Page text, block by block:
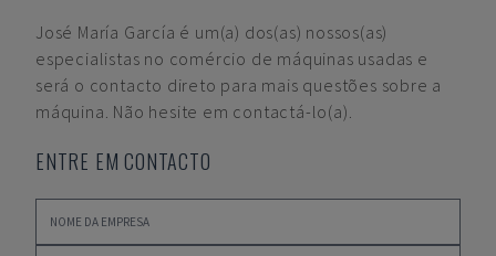
José María García é um(a) dos(as) nossos(as)
especialistas no comércio de máquinas usadas e
será o contacto direto para mais questões sobre a
máquina. Não hesite em contactá-lo(a).
ENTRE EM CONTACTO